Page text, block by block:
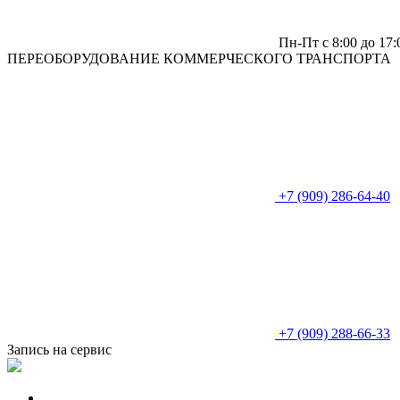
Пн-Пт c 8:00 до
ПЕРЕОБОРУДОВАНИЕ КОММЕРЧЕСКОГО ТРАНСПОРТА
+7 (909) 286-64-40
+7 (909) 288-66-33
Запись на сервис